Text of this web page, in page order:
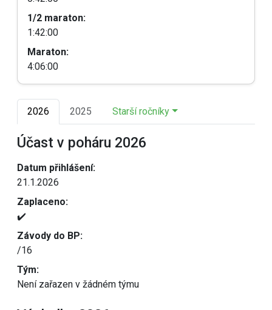
1/2 maraton:
1:42:00
Maraton:
4:06:00
2026 2025 Starší ročníky
Účast v poháru 2026
Datum přihlášení:
21.1.2026
Zaplaceno:
✔️
Závody do BP:
/16
Tým:
Není zařazen v žádném týmu